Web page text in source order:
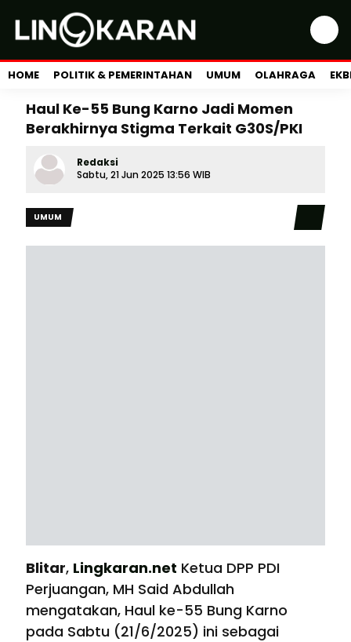
HOME POLITIK & PEMERINTAHAN UMUM OLAHRAGA
Haul Ke-55 Bung Karno Jadi Momen
Berakhirnya Stigma Terkait G30S/PKI
Redaksi
Sabtu, 21 Jun 2025 13:56 WIB
UMUM
Blitar, Lingkaran.net Ketua DPP PDI
Perjuangan, MH Said Abdullah
mengatakan, Haul ke-55 Bung Karno
pada Sabtu (21/6/2025) ini sebagai